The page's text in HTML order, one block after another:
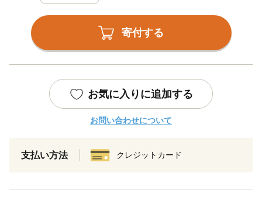
寄付する
お気に入りに追加する
お問い合わせについて
支払い方法 クレジットカード